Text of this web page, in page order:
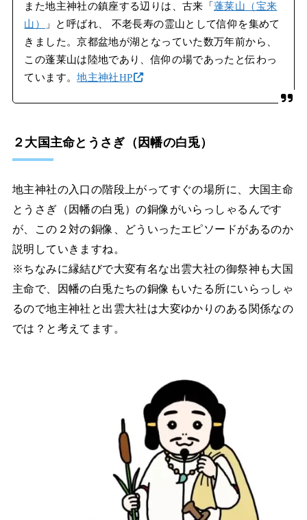
また地主神社の鎮座する辺りは、古来「蓬莱山（宝来
山）
」と呼ばれ、 不老長寿の霊山として信仰を集めて
きました。京都盆地が湖となっていた数万年前から、
この蓬莱山は陸地であり、信仰の場であったと伝わっ
ています。地主神社HP
２大国主命とうさぎ（因幡の白兎）
地主神社の入口の階段上がってすぐの場所に、大国主命
とうさぎ（因幡の白兎）の銅像がいらっしゃるんです
が、この２対の銅像、どういったエピソードがあるのか
説明していきますね。
※ちなみに縁結びで大変有名な出雲大社の御祭神も大国
主命で、因幡の白兎たちの銅像もいたる所にいらっしゃ
るので地主神社と出雲大社は大変ゆかりのある関係なの
では？と考えてます。